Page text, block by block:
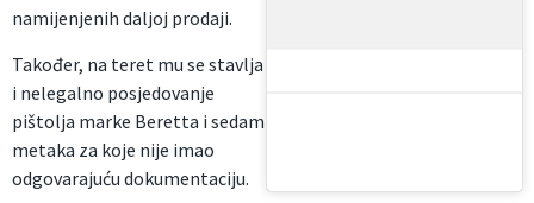
namijenjenih daljoj prodaji.
Također, na teret mu se stavlja
i nelegalno posjedovanje
pištolja marke Beretta i sedam
metaka za koje nije imao
odgovarajuću dokumentaciju.